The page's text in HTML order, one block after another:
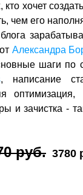
кто хочет
чем его
Александра
шаги по
, написание
и зачистка -
руб. 3780